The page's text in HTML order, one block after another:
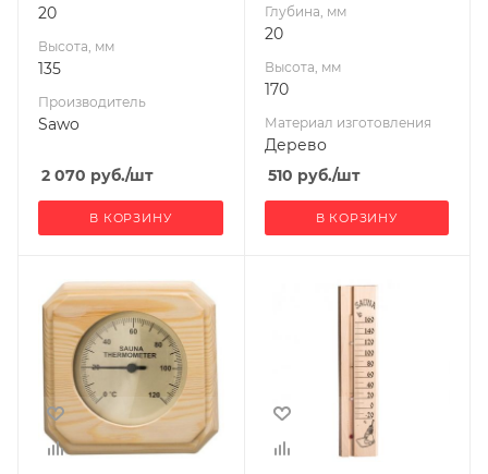
20
Высота, мм
135
Производитель
Sawo
2 070 руб./шт
В КОРЗИНУ
Глубина, мм
20
Высота, мм
170
Материал изготовления
Дерево
510 руб./шт
В КОРЗИНУ
Ширина, мм
120
Глубина, мм
20
Высота, мм
230
Материал
Ширина, мм
Высота, мм
275
Материал